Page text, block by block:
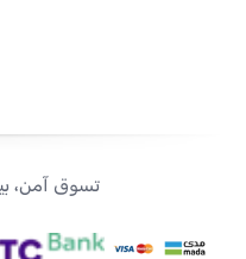
تسوق آمن،